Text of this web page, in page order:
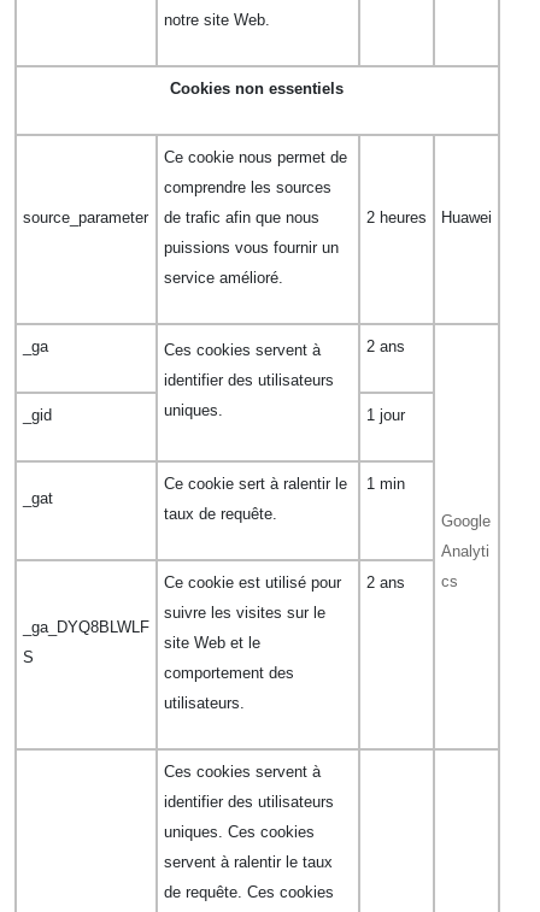
notre site Web.
Cookies non essentiels
source_parameter
Ce cookie nous permet de
comprendre les sources
de trafic afin que nous
puissions vous fournir un
service amélioré.
2 heures Huawei
_ga
Ces cookies servent à
identifier des utilisateurs
uniques.
2 ans
Google
Analyti
cs
_gid 1 jour
_gat
Ce cookie sert à ralentir le
taux de requête.
1 min
_ga_DYQ8BLWLF
S
Ce cookie est utilisé pour
suivre les visites sur le
site Web et le
comportement des
utilisateurs.
2 ans
Ces cookies servent à
identifier des utilisateurs
uniques. Ces cookies
servent à ralentir le taux
de requête. Ces cookies